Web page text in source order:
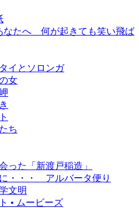
なたへ 何が起きても笑い飛ば
イとソロンガ
女
ち
った「新渡戸稲造」
・・・ アルバータ便り
文明
• ムービーズ